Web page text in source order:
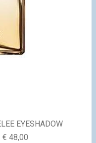
EYESHADOW
48,00